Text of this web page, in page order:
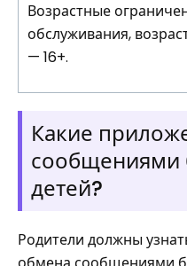
Возрастные
обслуживания,
— 16+.
Какие
сообщениями
детей?
Родители должны